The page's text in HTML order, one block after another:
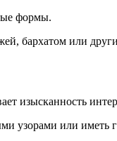
формы.
бархатом или
изысканность
узорами или иметь